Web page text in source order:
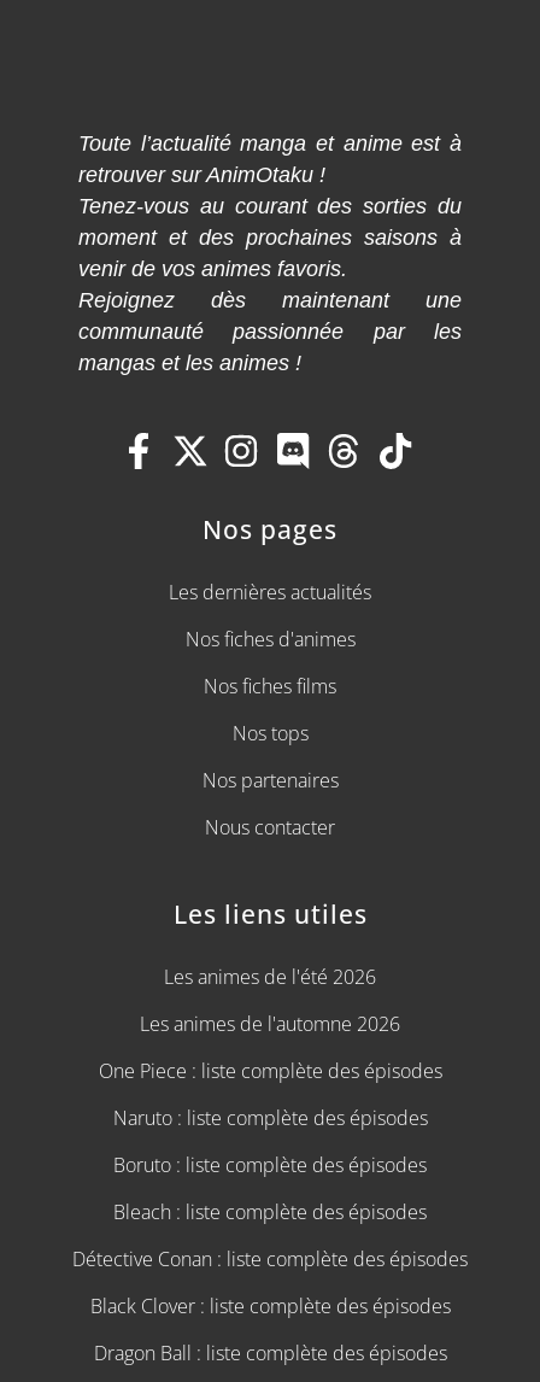
Toute l’actualité manga et anime est à
retrouver sur AnimOtaku !
Tenez-vous au courant des sorties du
moment et des prochaines saisons à
venir de vos animes favoris.
Rejoignez dès maintenant une
communauté passionnée par les
mangas et les animes !
Nos pages
Les dernières actualités
Nos fiches d'animes
Nos fiches films
Nos tops
Nos partenaires
Nous contacter
Les liens utiles
Les animes de l'été 2026
Les animes de l'automne 2026
One Piece : liste complète des épisodes
Naruto : liste complète des épisodes
Boruto : liste complète des épisodes
Bleach : liste complète des épisodes
Détective Conan : liste complète des épisodes
Black Clover : liste complète des épisodes
Dragon Ball : liste complète des épisodes